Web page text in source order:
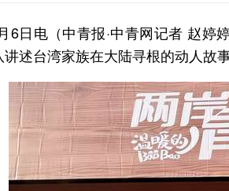
6日电（中青报·中青网记者 赵
述台湾家族在大陆寻根的动人故事